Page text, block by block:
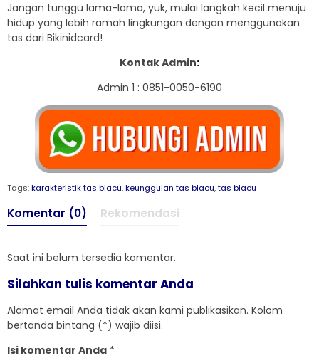
Jangan tunggu lama-lama, yuk, mulai langkah kecil menuju
hidup yang lebih ramah lingkungan dengan menggunakan
tas dari Bikinidcard!
Kontak Admin:
Admin 1 : 0851-0050-6190
Tags:karakteristik tas blacu,keunggulan tas blacu,tas blacu
Komentar (0) Rekomendasi
Saat ini belum tersedia komentar.
Silahkan tulis komentar Anda
Alamat email Anda tidak akan kami publikasikan. Kolom
bertanda bintang (*) wajib diisi.
Isi komentar Anda *